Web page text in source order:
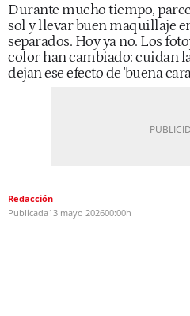
Durante mucho tiempo,
sol y llevar buen maquillaje
separados. Hoy ya no. Los
color han cambiado: cuidan
dejan ese efecto de 'buena
Redacción
Publicada13 mayo 202600:00h